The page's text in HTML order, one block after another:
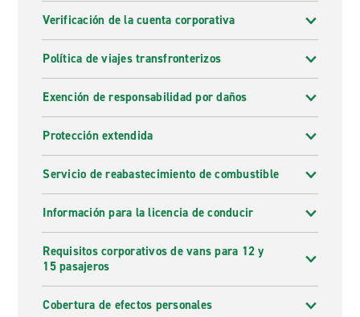
Verificación de la cuenta corporativa
Política de viajes transfronterizos
Exención de responsabilidad por daños
Protección extendida
Servicio de reabastecimiento de combustible
Información para la licencia de conducir
Requisitos corporativos de vans para 12 y
15 pasajeros
Cobertura de efectos personales